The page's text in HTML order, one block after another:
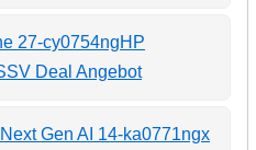
HP
Deal Angebot